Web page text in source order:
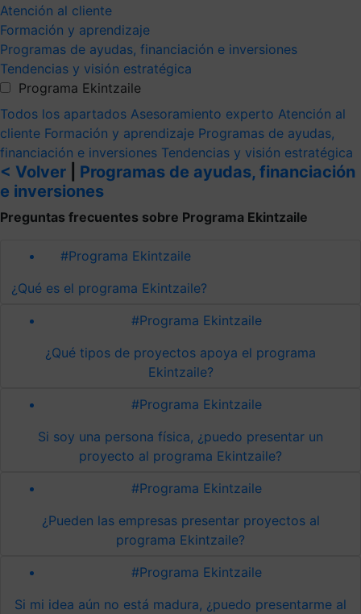
Atención al cliente
Formación y aprendizaje
Programas de ayudas, financiación e inversiones
Tendencias y visión estratégica
Programa Ekintzaile
Todos los apartados Asesoramiento experto Atención al
cliente Formación y aprendizaje Programas de ayudas,
financiación e inversiones Tendencias y visión estratégica
< Volver
Programas de ayudas, financiación
e inversiones
Preguntas frecuentes sobre Programa Ekintzaile
#Programa Ekintzaile
¿Qué es el programa Ekintzaile?
#Programa Ekintzaile
¿Qué tipos de proyectos apoya el programa
Ekintzaile?
#Programa Ekintzaile
Si soy una persona física, ¿puedo presentar un
proyecto al programa Ekintzaile?
#Programa Ekintzaile
¿Pueden las empresas presentar proyectos al
programa Ekintzaile?
#Programa Ekintzaile
Si mi idea aún no está madura, ¿puedo presentarme al